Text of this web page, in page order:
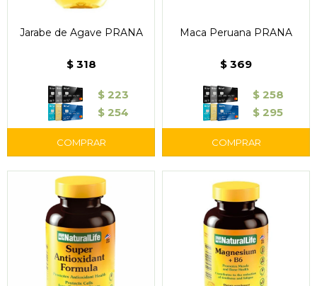
Jarabe de Agave PRANA
$ 318
$ 223
$ 254
Maca Peruana PRANA
$ 369
$ 258
$ 295